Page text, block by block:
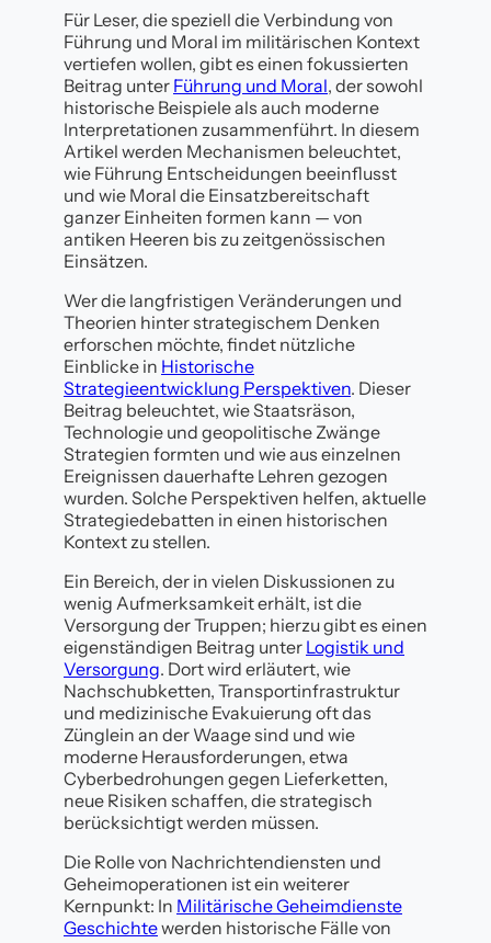
Für Leser, die speziell die Verbindung von
Führung und Moral im militärischen Kontext
vertiefen wollen, gibt es einen fokussierten
Beitrag unter Führung und Moral, der sowohl
historische Beispiele als auch moderne
Interpretationen zusammenführt. In diesem
Artikel werden Mechanismen beleuchtet,
wie Führung Entscheidungen beeinflusst
und wie Moral die Einsatzbereitschaft
ganzer Einheiten formen kann — von
antiken Heeren bis zu zeitgenössischen
Einsätzen.
Wer die langfristigen Veränderungen und
Theorien hinter strategischem Denken
erforschen möchte, findet nützliche
Einblicke in Historische
Strategieentwicklung Perspektiven. Dieser
Beitrag beleuchtet, wie Staatsräson,
Technologie und geopolitische Zwänge
Strategien formten und wie aus einzelnen
Ereignissen dauerhafte Lehren gezogen
wurden. Solche Perspektiven helfen, aktuelle
Strategiedebatten in einen historischen
Kontext zu stellen.
Ein Bereich, der in vielen Diskussionen zu
wenig Aufmerksamkeit erhält, ist die
Versorgung der Truppen; hierzu gibt es einen
eigenständigen Beitrag unter Logistik und
Versorgung. Dort wird erläutert, wie
Nachschubketten, Transportinfrastruktur
und medizinische Evakuierung oft das
Zünglein an der Waage sind und wie
moderne Herausforderungen, etwa
Cyberbedrohungen gegen Lieferketten,
neue Risiken schaffen, die strategisch
berücksichtigt werden müssen.
Die Rolle von Nachrichtendiensten und
Geheimoperationen ist ein weiterer
Kernpunkt: In Militärische Geheimdienste
Geschichtewerden historische Fälle von